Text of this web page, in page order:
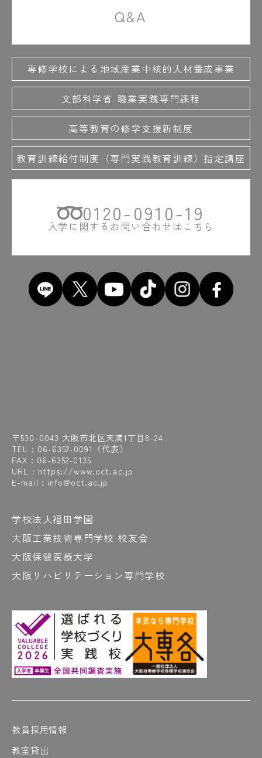
〒530-0043 大阪市北区天満1丁目8-24
TEL : 06-6352-0091 （代表）
FAX : 06-6352-0135
URL : https://www.oct.ac.jp
E-mail : info@oct.ac.jp
0120-0910-19
入学に関するお問い合わせはこちら
学校法人福田学園
大阪工業技術専門学校 校友会
大阪保健医療大学
大阪リハビリテーション専門学校
Q&A
専修学校による地域産業中核的人材養成事業
文部科学省 職業実践専門課程
高等教育の修学支援新制度
教育訓練給付制度（専門実践教育訓練）指定講座
教員採用情報
教室貸出